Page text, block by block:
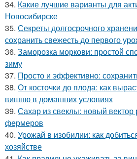
34. Какие лучшие варианты для
Новосибирске
35. Секреты долгосрочного
сохранить свежесть до первого
36. Заморозка моркови: простой
зиму
37. Просто и эффективно:
38. От косточки до плода: как
вишню в домашних условиях
39. Сахар из свеклы: новый вектор
фермеров
40. Урожай в изобилии: как
хозяйстве